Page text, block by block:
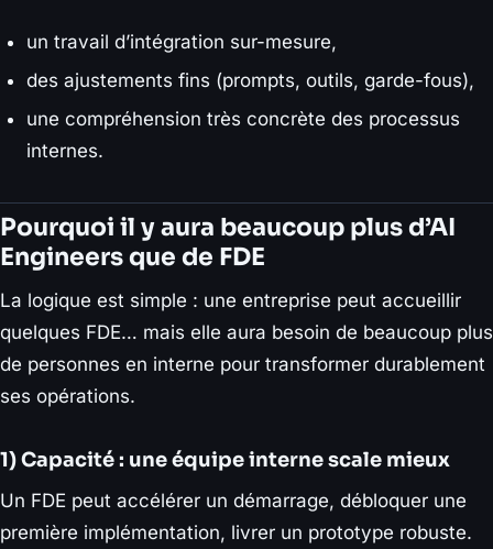
un travail d’intégration sur-mesure,
des ajustements fins (prompts, outils, garde-fous),
une compréhension très concrète des processus
internes.
Pourquoi il y aura beaucoup plus d’AI
Engineers que de FDE
La logique est simple : une entreprise peut accueillir
quelques FDE… mais elle aura besoin de beaucoup plus
de personnes en interne pour transformer durablement
ses opérations.
1) Capacité : une équipe interne scale mieux
Un FDE peut accélérer un démarrage, débloquer une
première implémentation, livrer un prototype robuste.